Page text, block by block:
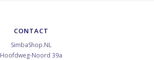
CONTACT
SimbaShop.NL
Hoofdweg-Noord 39a